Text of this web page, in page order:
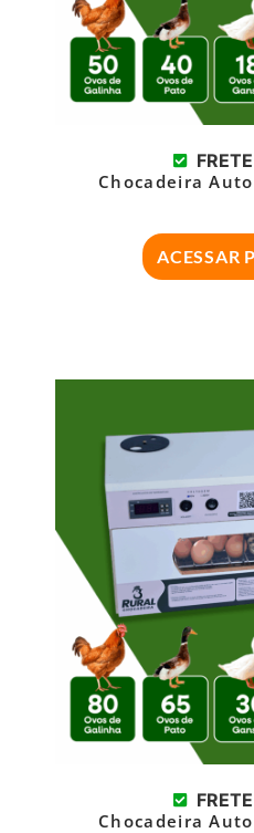
Chocadeira
ACESSAR
Chocadeira